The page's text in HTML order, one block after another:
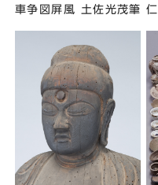
車争図屏風 土佐光茂筆